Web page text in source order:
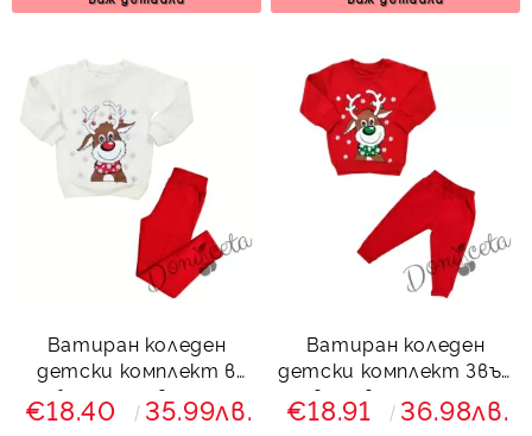
Ватиран коледен
детски комплект в
бяло и червено с
еленче и клин с ръб
€18.40 35.99лв.
Ватиран коледен
детски комплект Звън
в червено с елен
7923441
€18.91 36.98лв.